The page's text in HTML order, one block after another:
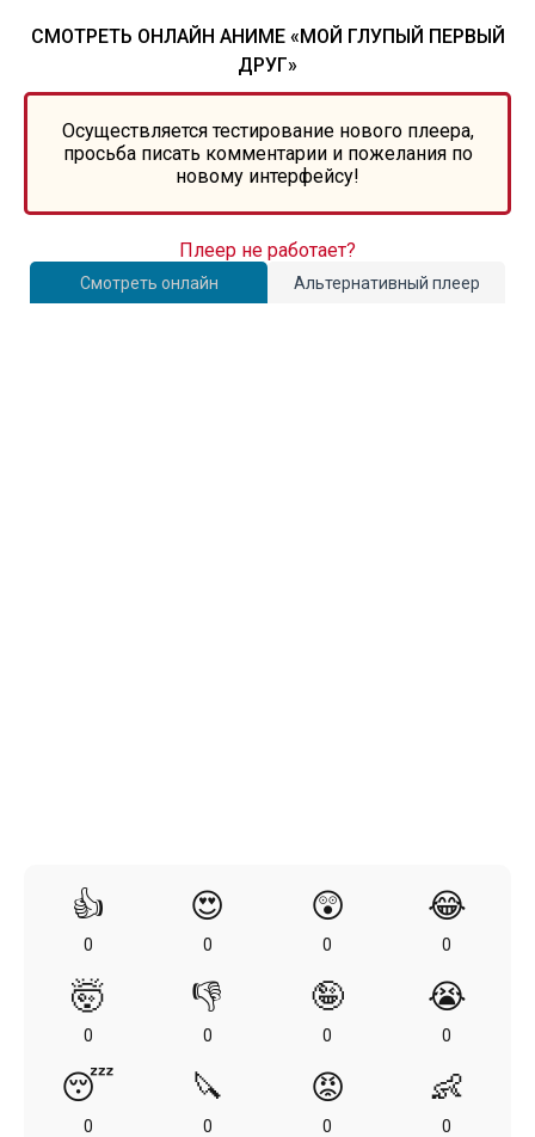
СМОТРЕТЬ ОНЛАЙН АНИМЕ «МОЙ ГЛУПЫЙ ПЕРВЫЙ
ДРУГ»
Осуществляется тестирование нового плеера,
просьба писать комментарии и пожелания по
новому интерфейсу!
Смотреть онлайн Альтернативный плеер
Плеер не работает?
👍
0
😍
0
😲
0
😂
0
🤯
0
👎
0
🤪
0
😭
0
😴
0
🔪
0
😡
0
👶
0